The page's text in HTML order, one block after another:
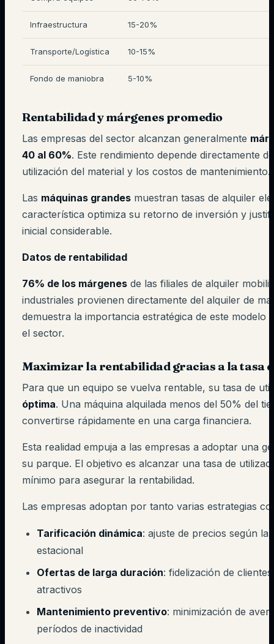
Infraestructura 15-20%
Transporte/Logística 10-15%
Fondo de maniobra 5-10%
Rentabilidad y márgenes promedio
Las empresas del sector alcanzan generalmente
40 al 60%. Este rendimiento depende directamente
utilización del material y los costos de mantenimiento.
Las máquinas grandes muestran tasas de alquiler
característica optimiza su retorno de inversión y
inicial considerable.
Datos de rentabilidad
76% de los márgenes de las filiales de alquiler
industriales provienen directamente del alquiler de
demuestra la importancia estratégica de este modelo
el sector.
Maximizar la rentabilidad gracias a la tasa
Para que un equipo se vuelva rentable, su tasa de
óptima. Una máquina alquilada menos del 50% del
convertirse rápidamente en una carga financiera.
Esta realidad empuja a las empresas a adoptar una
su parque. El objetivo es alcanzar una tasa de
mínimo para asegurar la rentabilidad.
Las empresas adoptan por tanto varias estrategias
Tarificación dinámica: ajuste de precios según la
estacional
Ofertas de larga duración: fidelización de
atractivos
Mantenimiento preventivo: minimización de
períodos de inactividad